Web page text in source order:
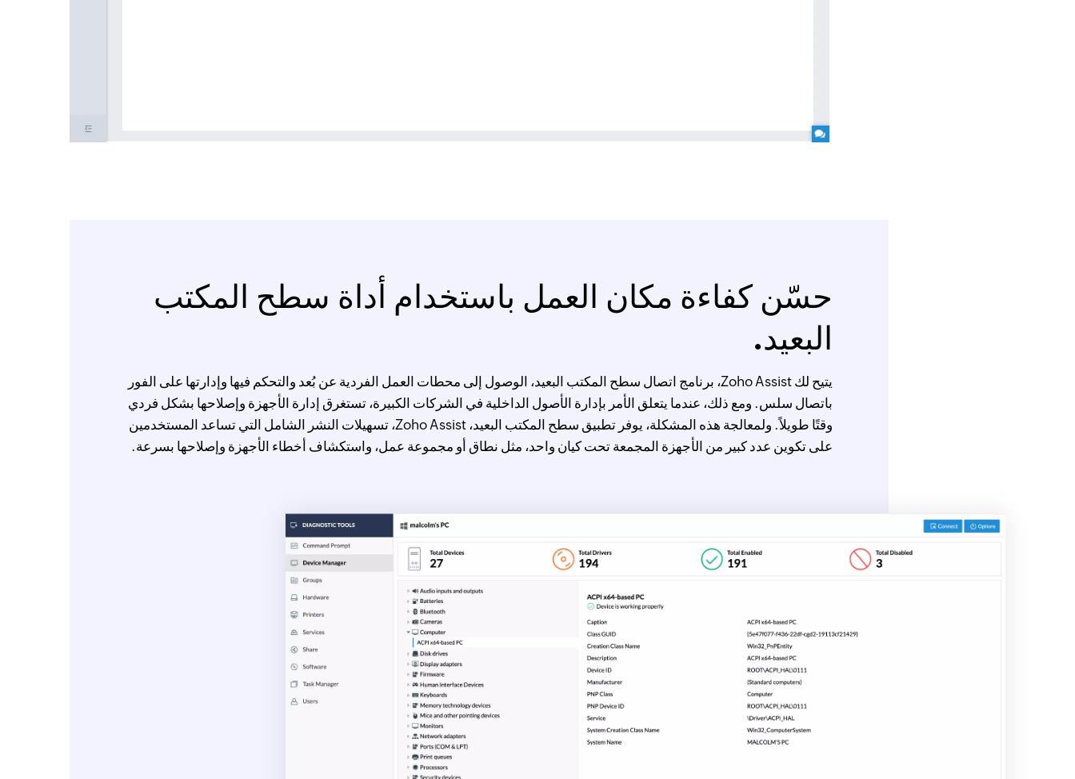
حسّن كفاءة مكان العمل باستخدام أداة سطح المكتب
البعيد.
يتيح لك Zoho Assist، برنامج اتصال سطح المكتب البعيد، الوصول إلى محطات العمل الفردية عن بُعد والتحكم فيها وإدارتها على الفور
باتصال سلس. ومع ذلك، عندما يتعلق الأمر بإدارة الأصول الداخلية في الشركات الكبيرة، تستغرق إدارة الأجهزة وإصلاحها بشكل فردي
وقتًا طويلاً. ولمعالجة هذه المشكلة، يوفر تطبيق سطح المكتب البعيد، Zoho Assist، تسهيلات النشر الشامل التي تساعد المستخدمين
على تكوين عدد كبير من الأجهزة المجمعة تحت كيان واحد، مثل نطاق أو مجموعة عمل، واستكشاف أخطاء الأجهزة وإصلاحها بسرعة.